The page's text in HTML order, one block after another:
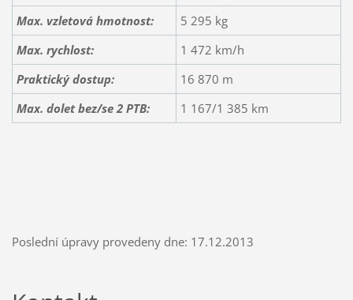
Max. vzletová hmotnost:
5 295 kg
Max. rychlost:
1 472 km/h
Praktický dostup:
16 870 m
Max. dolet bez/se 2 PTB:
1 167/1 385 km
Poslední úpravy provedeny dne: 17.12.2013